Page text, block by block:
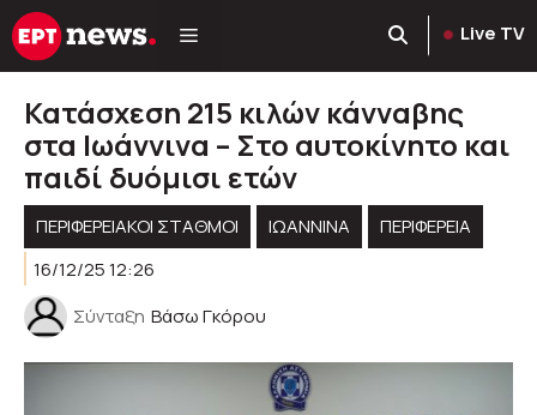
Μετάβαση
σε
Live TV
Κατάσχεση 215 κιλών κάνναβης
στα Ιωάννινα – Στο αυτοκίνητο και
παιδί δυόμισι ετών
ΠΕΡΙΦΕΡΕΙΑΚΟΊ ΣΤΑΘΜΟΊ ΙΩΑΝΝΙΝΑ
ΠΕΡΙΦΈΡΕΙΑ
16/12/25 12:26
Σύνταξη Βάσω Γκόρου